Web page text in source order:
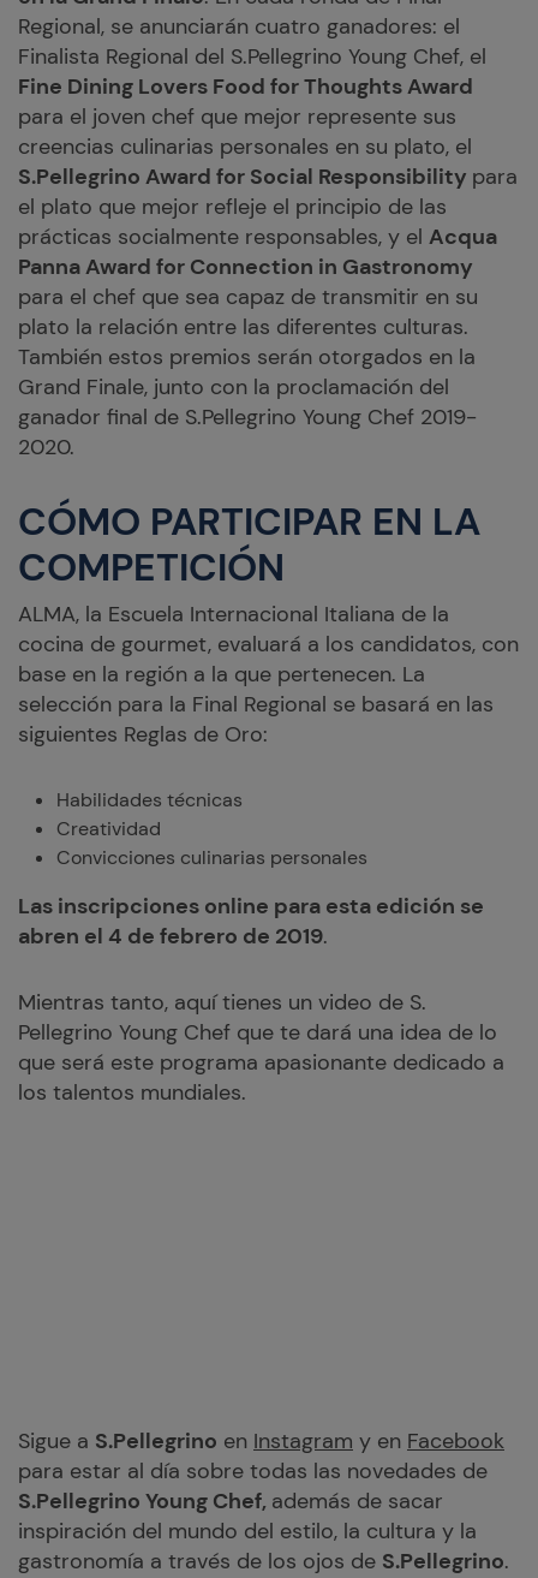
Regional, se anunciarán cuatro ganadores: el
Finalista Regional del S.Pellegrino Young Chef, el
Fine Dining Lovers Food for Thoughts Award
para el joven chef que mejor represente sus
creencias culinarias personales en su plato, el
S.Pellegrino Award for Social Responsibility para
el plato que mejor refleje el principio de las
prácticas socialmente responsables, y el Acqua
Panna Award for Connection in Gastronomy
para el chef que sea capaz de transmitir en su
plato la relación entre las diferentes culturas.
También estos premios serán otorgados en la
Grand Finale, junto con la proclamación del
ganador final de S.Pellegrino Young Chef 2019-
2020.
CÓMO PARTICIPAR EN LA
COMPETICIÓN
ALMA, la Escuela Internacional Italiana de la
cocina de gourmet, evaluará a los candidatos, con
base en la región a la que pertenecen. La
selección para la Final Regional se basará en las
siguientes Reglas de Oro:
Habilidades técnicas
Creatividad
Convicciones culinarias personales
Las inscripciones online para esta edición se
abren el 4 de febrero de 2019.
Mientras tanto, aquí tienes un video de S.
Pellegrino Young Chef que te dará una idea de lo
que será este programa apasionante dedicado a
los talentos mundiales.
Sigue a S.Pellegrino en Instagram y en Facebook
para estar al día sobre todas las novedades de
S.Pellegrino Young Chef, además de sacar
inspiración del mundo del estilo, la cultura y la
gastronomía a través de los ojos de S.Pellegrino.